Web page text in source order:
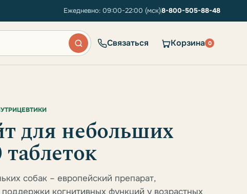
Ежедневно: 09:00-22:00 (мск)8-800-505-88-48
Связаться Корзина 0
для небольших
собак – европейский препарат,
когнитивных функций у возрастных